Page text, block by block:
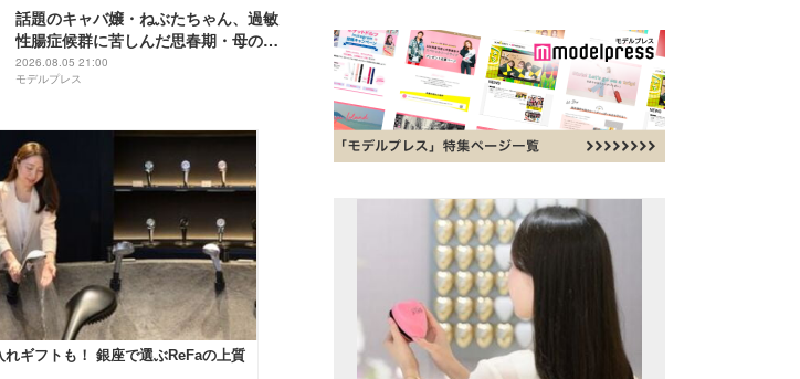
話題のキャバ嬢・ねぶたちゃん、過敏
性腸症候群に苦しんだ思春期・母の蒸
発…“どん底からの脱出劇”「生きるの
って大変」人生変えた言葉とは【イン
2026.08.05 21:00
モデルプレス